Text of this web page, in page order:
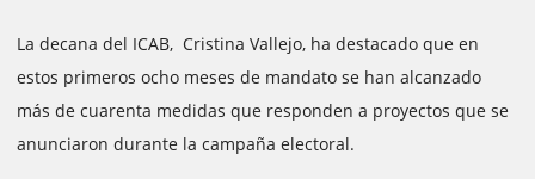
La decana del ICAB, Cristina Vallejo, ha destacado que en
estos primeros ocho meses de mandato se han alcanzado
más de cuarenta medidas que responden a proyectos que se
anunciaron durante la campaña electoral.